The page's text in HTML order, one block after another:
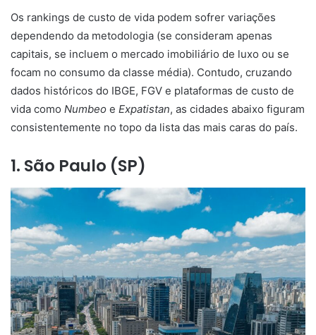
Os rankings de custo de vida podem sofrer variações
dependendo da metodologia (se consideram apenas
capitais, se incluem o mercado imobiliário de luxo ou se
focam no consumo da classe média). Contudo, cruzando
dados históricos do IBGE, FGV e plataformas de custo de
vida como Numbeo e Expatistan, as cidades abaixo figuram
consistentemente no topo da lista das mais caras do país.
1. São Paulo (SP)